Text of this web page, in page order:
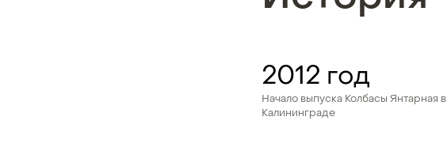
2012 год
Начало выпуска Колбасы Янтарная в
Калининграде